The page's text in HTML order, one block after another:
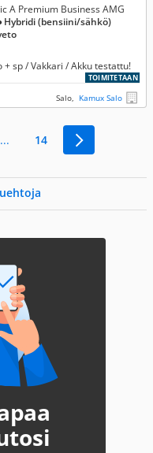
A Premium Business AMG
Hybridi (bensiini/sähkö)
+ sp / Vakkari / Akku testattu!
TOIMITETAAN
Salo, Kamux Salo
... 14